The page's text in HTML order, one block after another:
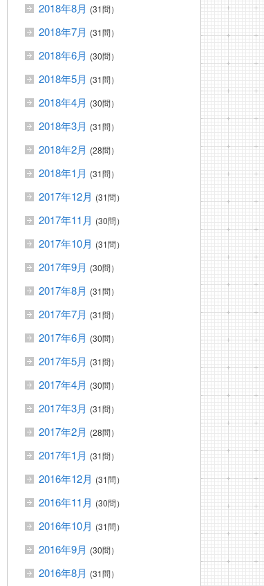
2018年8月 (31問）
2018年7月 (31問）
2018年6月 (30問）
2018年5月 (31問）
2018年4月 (30問）
2018年3月 (31問）
2018年2月 (28問）
2018年1月 (31問）
2017年12月 (31問）
2017年11月 (30問）
2017年10月 (31問）
2017年9月 (30問）
2017年8月 (31問）
2017年7月 (31問）
2017年6月 (30問）
2017年5月 (31問）
2017年4月 (30問）
2017年3月 (31問）
2017年2月 (28問）
2017年1月 (31問）
2016年12月 (31問）
2016年11月 (30問）
2016年10月 (31問）
2016年9月 (30問）
2016年8月 (31問）